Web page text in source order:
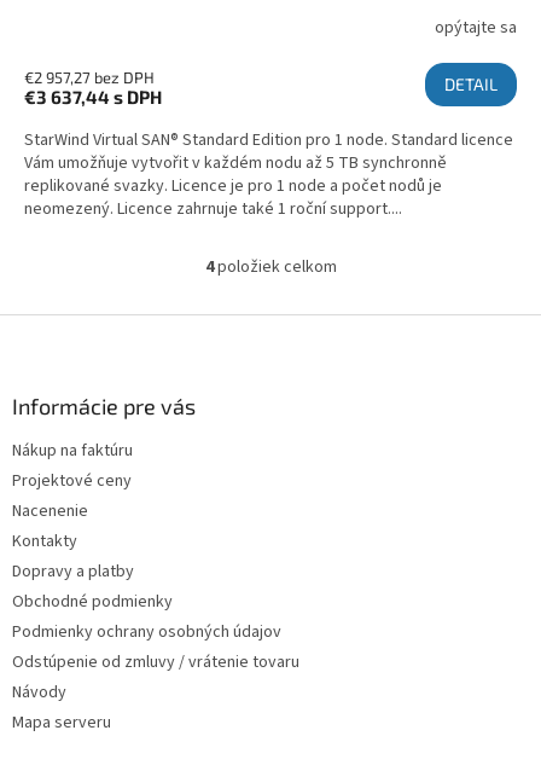
opýtajte sa
€2 957,27 bez DPH
€3 637,44 s DPH
DETAIL
StarWind Virtual SAN® Standard Edition pro 1 node. Standard licence
Vám umožňuje vytvořit v každém nodu až 5 TB synchronně
replikované svazky. Licence je pro 1 node a počet nodů je
neomezený. Licence zahrnuje také 1 roční support....
Ovládacie prvky výpisu
4položiek celkom
Informácie pre vás
Nákup na faktúru
Projektové ceny
Nacenenie
Kontakty
Dopravy a platby
Obchodné podmienky
Podmienky ochrany osobných údajov
Odstúpenie od zmluvy / vrátenie tovaru
Návody
Mapa serveru